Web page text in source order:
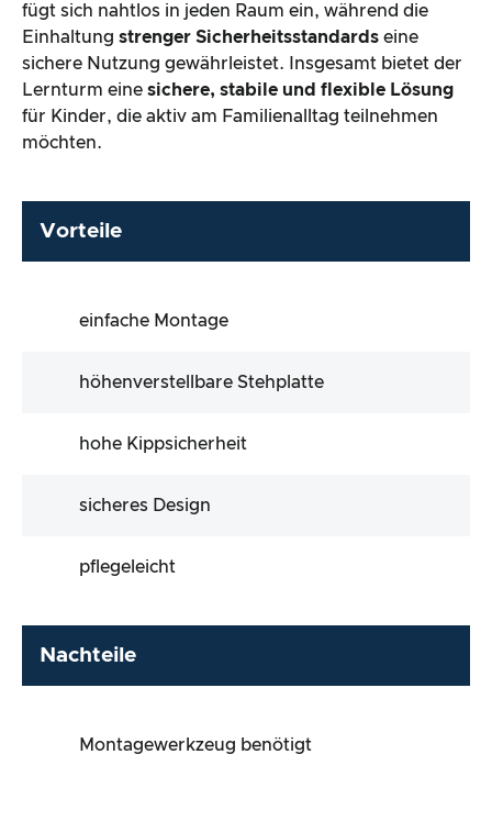
fügt sich nahtlos in jeden Raum ein, während die
Einhaltung strenger Sicherheitsstandards eine
sichere Nutzung gewährleistet. Insgesamt bietet der
Lernturm eine sichere, stabile und flexible Lösung
für Kinder, die aktiv am Familienalltag teilnehmen
möchten.
Vorteile
einfache Montage
höhenverstellbare Stehplatte
hohe Kippsicherheit
sicheres Design
pflegeleicht
Nachteile
Montagewerkzeug benötigt